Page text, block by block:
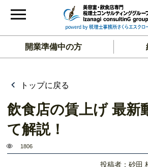
開業準備中の方
トップに戻る
飲食店の賃上げ 最新
て解説！
1806
投稿者：砂田